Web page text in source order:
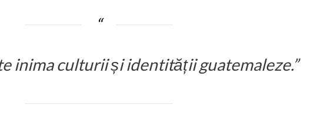
inima culturii și identității guatemaleze.”